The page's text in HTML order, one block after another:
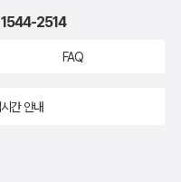
1544-2514
FAQ
간 안내